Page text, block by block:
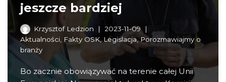
jeszcze bardziej
Krzysztof Ledzion
2023-11-09
Aktualności Fakty OSK,Legislacja,Porozmawiajmy o
branży
Bo zacznie obowiązywać na terenie całej Unii